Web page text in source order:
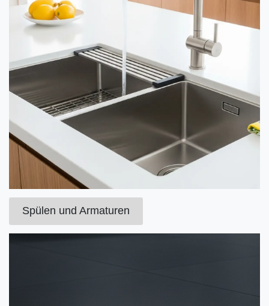
Spülen und Armaturen